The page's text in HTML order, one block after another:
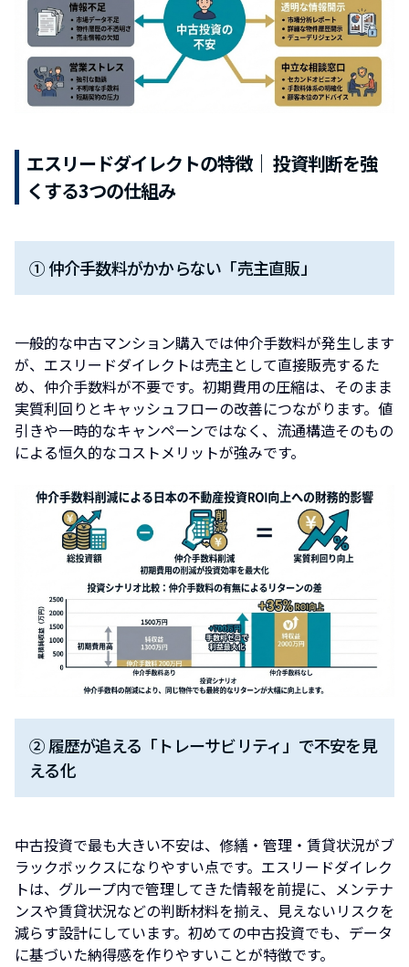
エスリードダイレクトの特徴｜ 投資判断を強
くする3つの仕組み
① 仲介手数料がかからない「売主直販」
一般的な中古マンション購入では仲介手数料が発生します
が、エスリードダイレクトは売主として直接販売するた
め、仲介手数料が不要です。初期費用の圧縮は、そのまま
実質利回りとキャッシュフローの改善につながります。値
引きや一時的なキャンペーンではなく、流通構造そのもの
による恒久的なコストメリットが強みです。
② 履歴が追える「トレーサビリティ」で不安を見
える化
中古投資で最も大きい不安は、修繕・管理・賃貸状況がブ
ラックボックスになりやすい点です。エスリードダイレク
トは、グループ内で管理してきた情報を前提に、メンテナ
ンスや賃貸状況などの判断材料を揃え、見えないリスクを
減らす設計にしています。初めての中古投資でも、データ
に基づいた納得感を作りやすいことが特徴です。